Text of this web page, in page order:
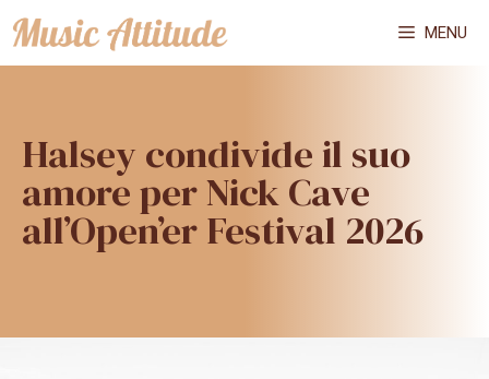
Vai
al
MENU
Halsey condivide il suo
amore per Nick Cave
all’Open’er Festival 2026